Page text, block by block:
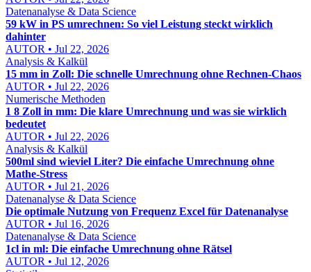
Datenanalyse & Data Science
59 kW in PS umrechnen: So viel Leistung steckt wirklich
dahinter
AUTOR • Jul 22, 2026
Analysis & Kalkül
15 mm in Zoll: Die schnelle Umrechnung ohne Rechnen-Chaos
AUTOR • Jul 22, 2026
Numerische Methoden
1 8 Zoll in mm: Die klare Umrechnung und was sie wirklich
bedeutet
AUTOR • Jul 22, 2026
Analysis & Kalkül
500ml sind wieviel Liter? Die einfache Umrechnung ohne
Mathe-Stress
AUTOR • Jul 21, 2026
Datenanalyse & Data Science
Die optimale Nutzung von Frequenz Excel für Datenanalyse
AUTOR • Jul 16, 2026
Datenanalyse & Data Science
1cl in ml: Die einfache Umrechnung ohne Rätsel
AUTOR • Jul 12, 2026